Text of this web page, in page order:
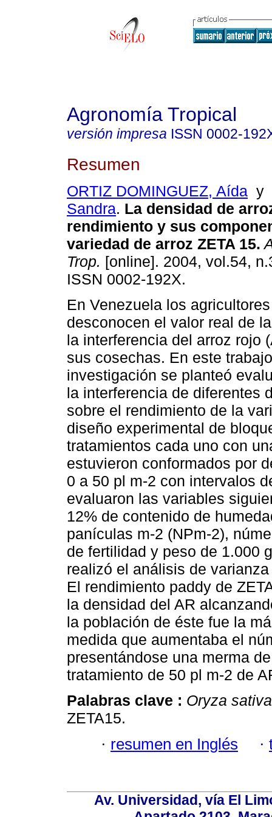
Agronomía Tropical
versión impresa ISSN 0002-
Resumen
ORTIZ DOMINGUEZ, Aída y
Sandra. La densidad de
rendimiento y sus
variedad de arroz ZETA 15.
Trop. [online]. 2004, vol.54,
ISSN 0002-192X.
En Venezuela los
desconocen el valor real de
la interferencia del arroz rojo
sus cosechas. En este
investigación se planteó
la interferencia de diferentes
sobre el rendimiento de la
diseño experimental de
tratamientos cada uno con
estuvieron conformados por
0 a 50 pl m-2 con intervalos
evaluaron las variables
12% de contenido de
panículas m-2 (NPm-2),
de fertilidad y peso de 1.000
realizó el análisis de
El rendimiento paddy de
la densidad del AR
la población de éste fue la
medida que aumentaba el
presentándose una merma
tratamiento de 50 pl m-2 de
Palabras clave : Oryza sativa
ZETA15.
· resumen en Inglés ·
Av. Universidad, vía El